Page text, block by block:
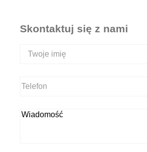
Skontaktuj się z nami